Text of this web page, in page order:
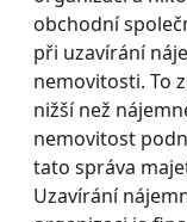
obchodní
při uzavírání
nemovitosti. To
nižší než
nemovitost
tato správa
Uzavírání